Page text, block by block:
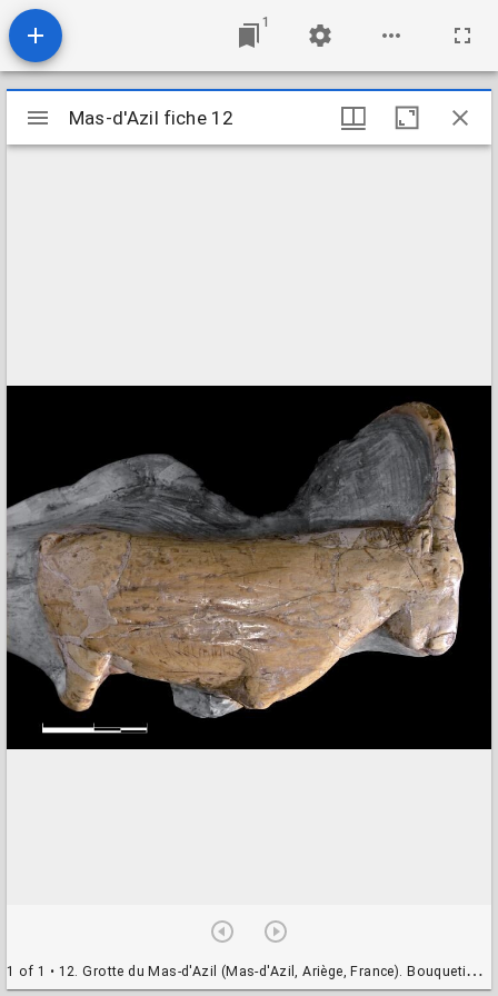
1
Mirador
viewer
Mas-d'Azil fiche 12
1 of 1 • 12. Grotte du Mas-d'Azil (Mas-d'Azil, Ariège, France). Bouquetin sculpté MAN-47257, face labiale d'une dent de cachalot, rive droite. Photo V. Feruglio/MAN.
Mas-d'Azil fiche 12